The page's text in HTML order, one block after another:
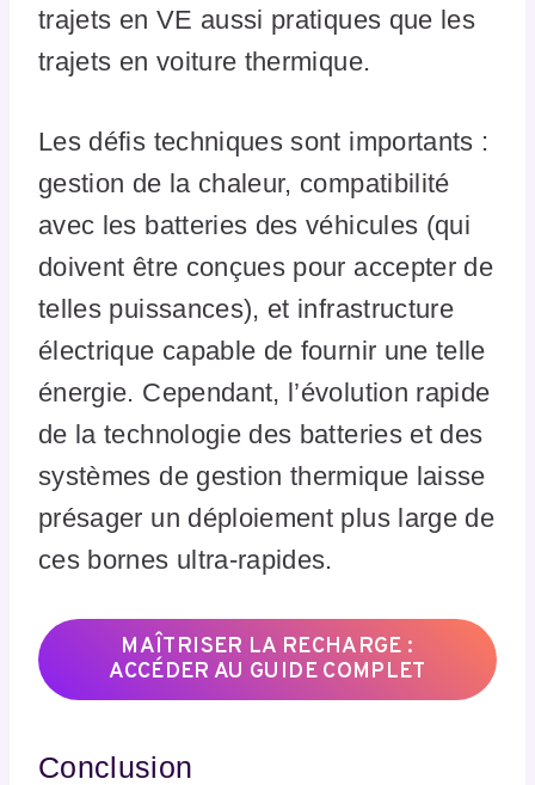
trajets en VE aussi pratiques que les
trajets en voiture thermique.
Les défis techniques sont importants :
gestion de la chaleur, compatibilité
avec les batteries des véhicules (qui
doivent être conçues pour accepter de
telles puissances), et infrastructure
électrique capable de fournir une telle
énergie. Cependant, l’évolution rapide
de la technologie des batteries et des
systèmes de gestion thermique laisse
présager un déploiement plus large de
ces bornes ultra-rapides.
MAÎTRISER LA RECHARGE :
ACCÉDER AU GUIDE COMPLET
Conclusion